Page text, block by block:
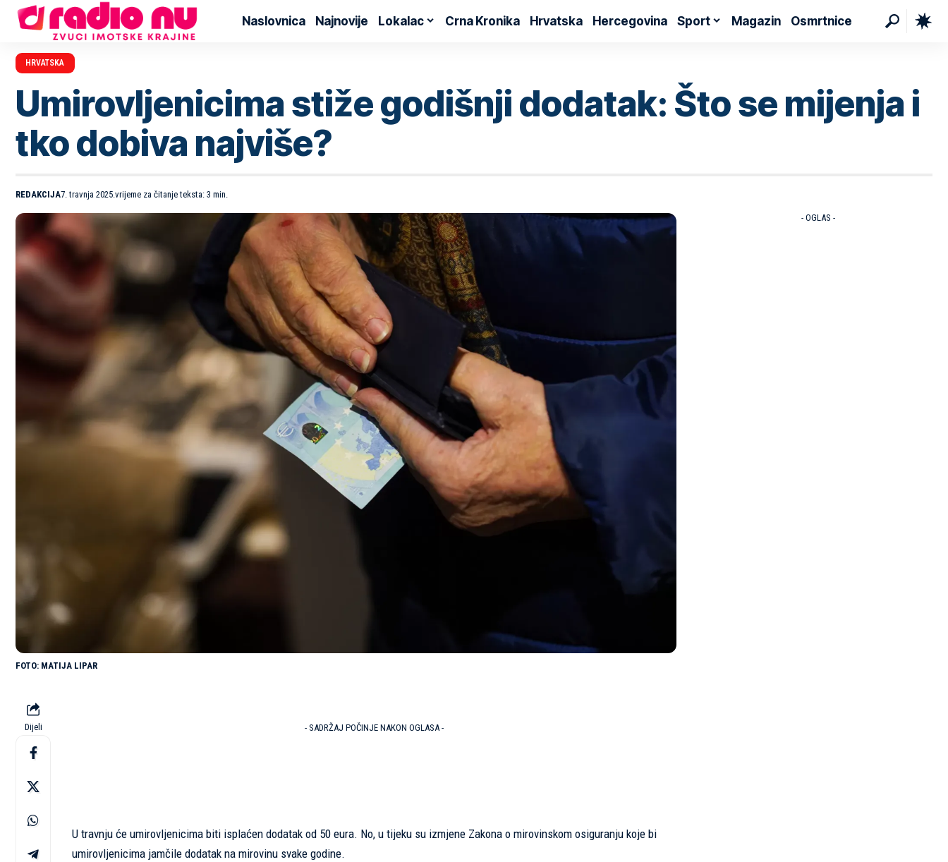
Naslovnica Najnovije Lokalac Crna Kronika Hrvatska Hercegovina Sport Magazin Osmrtnice
HRVATSKA
Umirovljenicima stiže godišnji dodatak: Što se mijenja i
tko dobiva najviše?
REDAKCIJA7. travnja 2025. vrijeme za čitanje teksta: 3 min.
MATIJA LIPAR
Dijeli - SADRŽAJ POČINJE NAKON OGLASA -
U travnju će umirovljenicima biti isplaćen dodatak od 50 eura. No, u tijeku su izmjene Zakona o mirovinskom osiguranju koje bi
umirovljenicima jamčile dodatak na mirovinu svake godine.
- OGLAS -